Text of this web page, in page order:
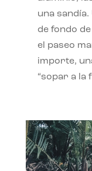
una sandía.
de fondo
el paseo
importe,
“sopar a la